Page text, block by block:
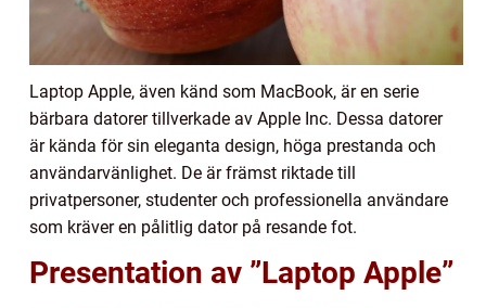
Laptop Apple, även känd som MacBook, är en serie
bärbara datorer tillverkade av Apple Inc. Dessa datorer
är kända för sin eleganta design, höga prestanda och
användarvänlighet. De är främst riktade till
privatpersoner, studenter och professionella användare
som kräver en pålitlig dator på resande fot.
Presentation av ”Laptop Apple”